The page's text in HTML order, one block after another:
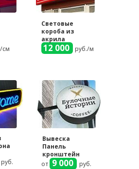
см
Световые
короба из
акрила
руб./м
12 000
Вывеска
Панель
кронштейн
от
руб.
9 000
руб.